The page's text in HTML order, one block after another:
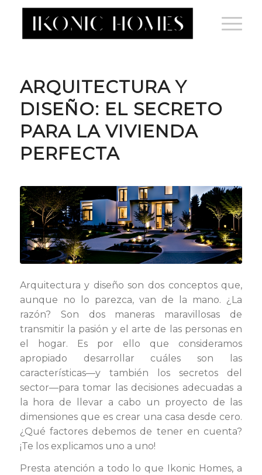
ARQUITECTURA Y
DISEÑO: EL SECRETO
PARA LA VIVIENDA
PERFECTA
Arquitectura y diseño son dos conceptos que,
aunque no lo parezca, van de la mano. ¿La
razón? Son dos maneras maravillosas de
transmitir la pasión y el arte de las personas en
el hogar. Es por ello que consideramos
apropiado desarrollar cuáles son las
características—y también los secretos del
sector—para tomar las decisiones adecuadas a
la hora de llevar a cabo un proyecto de las
dimensiones que es crear una casa desde cero.
¿Qué factores debemos de tener en cuenta?
¡Te los explicamos uno a uno!
Presta atención a todo lo que Ikonic Homes, a